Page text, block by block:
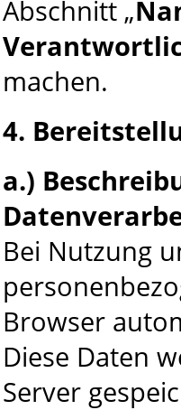
Abschnitt „
machen.
4.
a.)
Bei Nutzung
Browser
Diese Daten
Server